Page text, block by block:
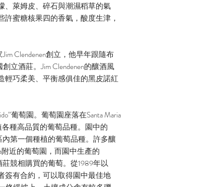
、萊姆皮、碎石與潮濕稻草的氣
蜜糖核果四的香氣，酸度生津，
Clendenen創立，他早年跟隨布
立酒莊。Jim Clendenen的釀酒風
輕巧柔美、平衡感俱佳的黑皮諾紅
葡萄園。葡萄園座落在Santa Maria
種高品質的葡萄品種。園中的
內第一個種植的葡萄品種。許多釀
近的葡萄園，而園中生產的
競相購買的葡萄。從1989年以
簽有合約，可以取得園中最佳地